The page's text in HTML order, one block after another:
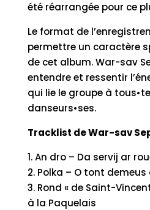
été réarrangée pour ce
Le format de
permettre un caractère
de cet album. War-sav
entendre et ressentir
qui lie le groupe à
danseurs•ses.
Tracklist de War-sav
1. An dro – Da servij ar
2. Polka – O tont demeus
3. Rond « de Saint-
à la Paquelais